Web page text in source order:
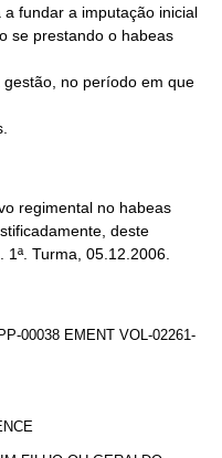
regimental no habeas
deste
1ª. Turma, 05.12.2006.
00038 EMENT VOL-02261-